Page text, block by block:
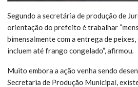
Segundo a secretária de produção de
orientação do prefeito é trabalhar
bimensalmente com a entrega de
incluem até frango congelado”, afirmou.
Muito embora a ação venha sendo
Secretaria de Produção Municipal,